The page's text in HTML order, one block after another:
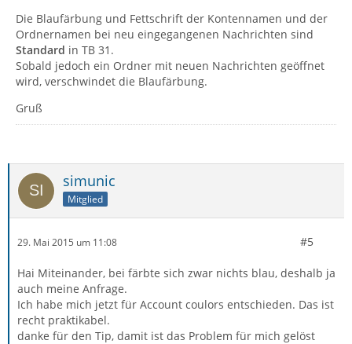
Die Blaufärbung und Fettschrift der Kontennamen und der
Ordnernamen bei neu eingegangenen Nachrichten sind
Standard in TB 31.
Sobald jedoch ein Ordner mit neuen Nachrichten geöffnet
wird, verschwindet die Blaufärbung.
Gruß
simunic
Mitglied
29. Mai 2015 um 11:08 #5
Hai Miteinander, bei färbte sich zwar nichts blau, deshalb ja
auch meine Anfrage.
Ich habe mich jetzt für Account coulors entschieden. Das ist
recht praktikabel.
danke für den Tip, damit ist das Problem für mich gelöst